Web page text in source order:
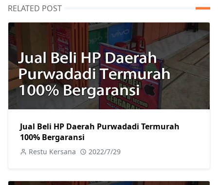
RELATED POST
Jual Beli HP Daerah Purwadadi Termurah
100% Bergaransi
Restu Kersana 2022/7/29